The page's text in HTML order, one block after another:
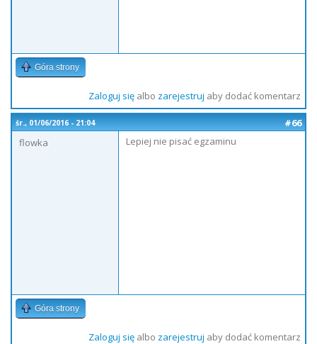
Góra strony
Zaloguj sięalbo zarejestruj aby dodać komentarz
śr., 01/06/2016 - 21:04
#66
flowka
Lepiej nie pisać egzaminu
Góra strony
Zaloguj sięalbo zarejestruj aby dodać komentarz